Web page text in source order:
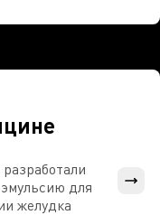
для
желудка